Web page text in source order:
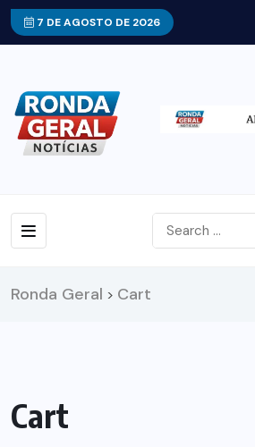
7 DE AGOSTO DE 2026
Ronda Geral > Cart
Cart